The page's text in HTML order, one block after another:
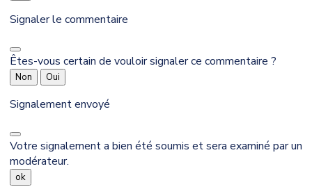
Signaler le commentaire
Êtes-vous certain de vouloir signaler ce commentaire ?
Non Oui
Signalement envoyé
Votre signalement a bien été soumis et sera examiné par un
modérateur.
ok